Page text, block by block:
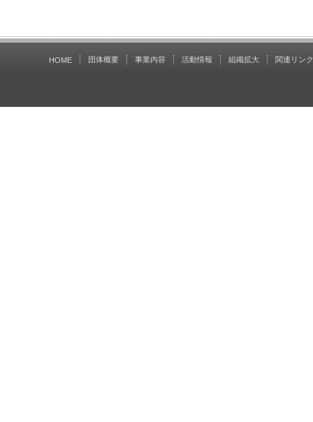
HOME 団体概要 事業内容 活動情報 組織拡大 関連リン